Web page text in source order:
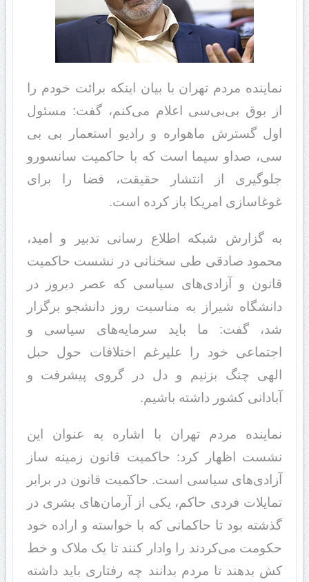
نماینده مردم تهران با بیان اینکه برائت خودم را
از بوق بی‌بی‌سی اعلام می‌کنم، گفت: مسئول
اول گسترش ماهواره و رادیو استعمار بی بی
سی، صداو سیما است که با حاکمیت سانسورو
جلوگیری از انتشار حقیقت، فضا را برای
غوغاسازی امریکا باز کرده است.
به گزارش شبکه اطلاع رسانی تدبیر و امید،
محمود صادقی طی سخنانی در نشست حاکمیت
قانون و آزادی‌های سیاسی که عصر دیروز در
دانشگاه شیراز به مناسبت روز دانشجو برگزار
شد، گفت: ما باید سرمایه‌های سیاسی و
اجتماعی خود را علیرغم اختلافات حول حبل
الهی چنگ بزنیم و دل در گروی پیشرفت و
آبادانی کشور داشته باشیم.
نماینده مردم تهران با اشاره به عنوان این
نشست اظهار کرد: حاکمیت قانون زمینه ساز
آزادی‌های سیاسی است. حاکمیت قانون در برابر
تمایلات فردی حاکم، یکی از آرمان‌های بشری در
گذشته بود تا حاکمانی که با خواسته و اراده خود
حکومت می‌کردند را وادار کنند تا یک ملاک و خط
کش بدهند تا مردم بدانند چه رفتاری باید داشته